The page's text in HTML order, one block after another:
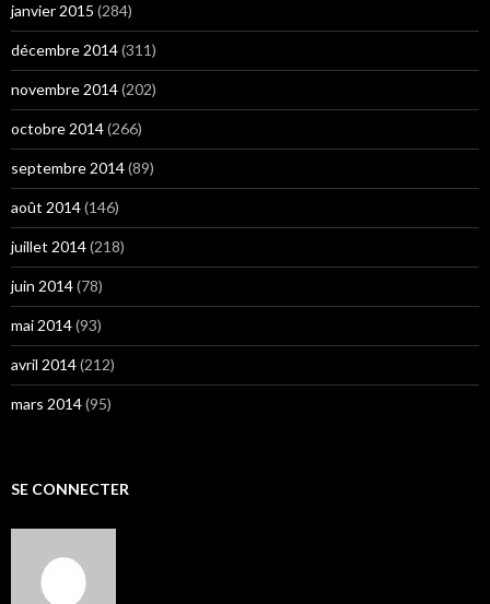
janvier 2015 (284)
décembre 2014(311)
novembre 2014(202)
octobre 2014(266)
septembre 2014(89)
août 2014(146)
juillet 2014(218)
juin 2014(78)
mai 2014(93)
avril 2014(212)
mars 2014(95)
SE CONNECTER